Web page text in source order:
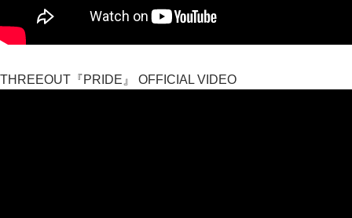
THREEOUT『PRIDE』 OFFICIAL VIDEO